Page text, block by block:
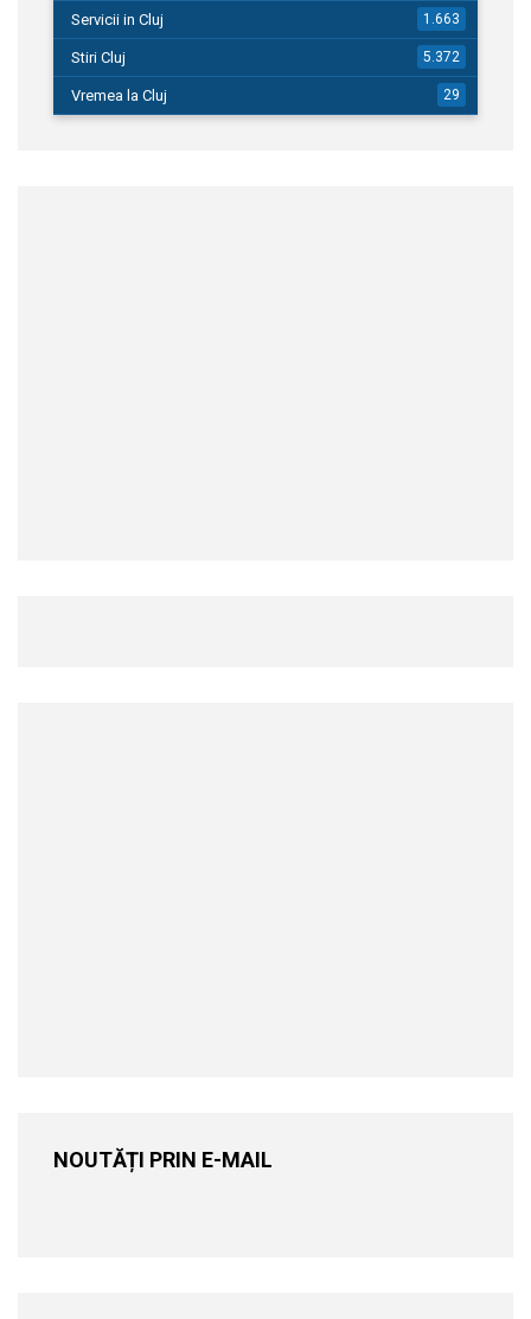
Servicii in Cluj 1.663
Stiri Cluj 5.372
Vremea la Cluj 29
NOUTĂȚI PRIN E-MAIL